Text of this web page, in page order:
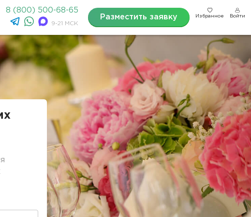
8 (800) 500-68-65
9-21 МСК
Разместить заявку Избранное Войти